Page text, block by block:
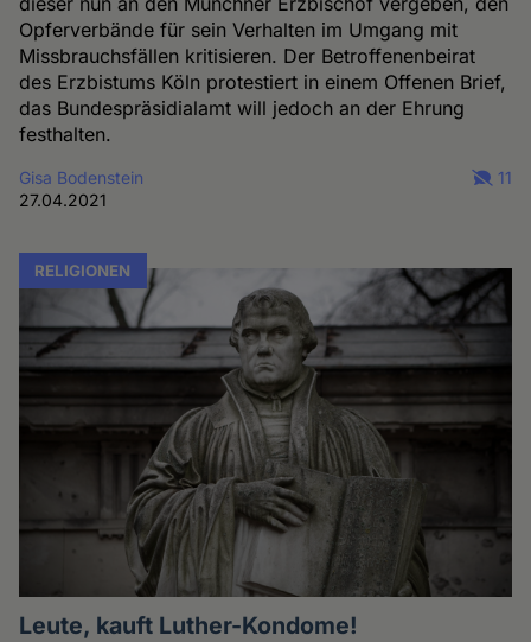
Opferverbände für sein Verhalten im Umgang mit
Missbrauchsfällen kritisieren. Der Betroffenenbeirat
des Erzbistums Köln protestiert in einem Offenen Brief,
das Bundespräsidialamt will jedoch an der Ehrung
festhalten.
Gisa Bodenstein
27.04.2021
11
RELIGIONEN
Leute, kauft Luther-Kondome!